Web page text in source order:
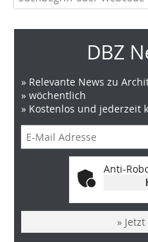
DBZ
» Relevante News zu
» wöchentlich
» Kostenlos und jederzeit
Anti-
»